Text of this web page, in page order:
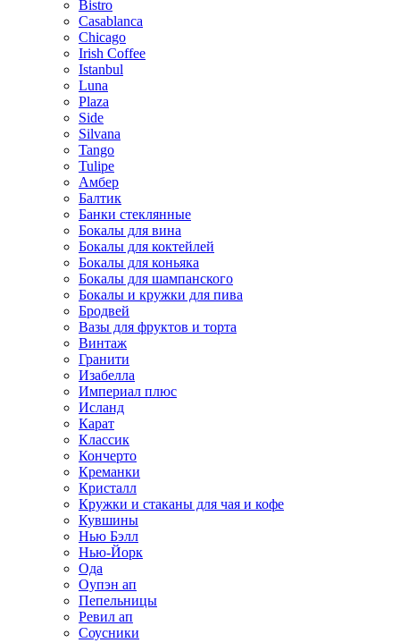
Bistro
Casablanca
Chicago
Irish Coffee
Istanbul
Luna
Plaza
Side
Silvana
Tango
Tulipe
Амбер
Балтик
Банки стеклянные
Бокалы для вина
Бокалы для коктейлей
Бокалы для коньяка
Бокалы для шампанского
Бокалы и кружки для пива
Бродвей
Вазы для фруктов и торта
Винтаж
Гранити
Изабелла
Империал плюс
Исланд
Карат
Классик
Кончерто
Креманки
Кристалл
Кружки и стаканы для чая и кофе
Кувшины
Нью Бэлл
Нью-Йорк
Ода
Оупэн ап
Пепельницы
Ревил ап
Соусники